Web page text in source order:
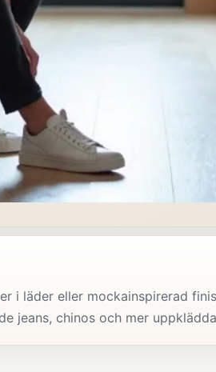
i läder eller mockainspirerad
jeans, chinos och mer